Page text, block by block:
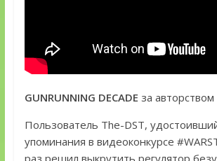
GUNRUNNING DECADE за авторством
Пользователь The-DST,
упоминания в видеоконкурсе